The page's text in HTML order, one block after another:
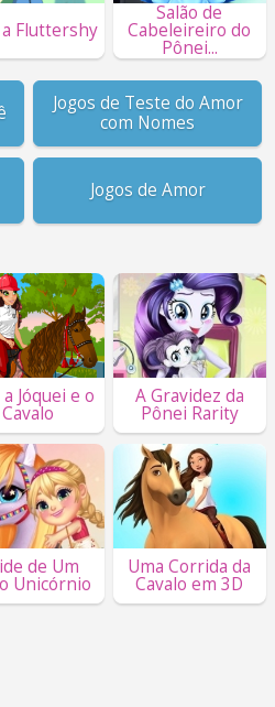
Fluttershy
Salão de
Cabeleireiro do
Pônei...
Jogos de Teste do Amor
com Nomes
Jogos de Amor
Jóquei e o
Cavalo
A Gravidez da
Pônei Rarity
de Um
Unicórnio
Uma Corrida da
Cavalo em 3D